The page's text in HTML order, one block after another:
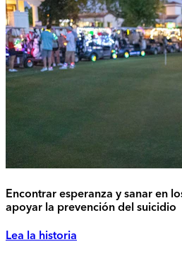
Encontrar esperanza y sanar en
apoyar la prevención del suicidio
Lea la historia